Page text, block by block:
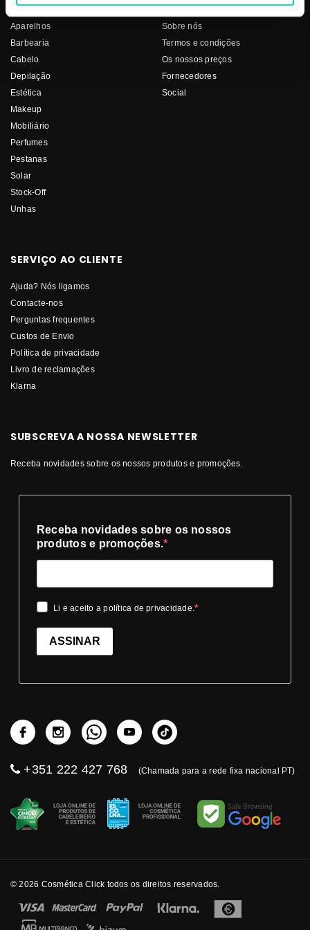
Aparelhos
Barbearia
Cabelo
Depilação
Estética
Makeup
Mobiliário
Perfumes
Pestanas
Solar
Stock-Off
Unhas
Sobre nós
Termos e condições
Os nossos preços
Fornecedores
Social
SERVIÇO AO CLIENTE
Ajuda? Nós ligamos
Contacte-nos
Perguntas frequentes
Custos de Envio
Política de privacidade
Livro de reclamações
Klarna
SUBSCREVA A NOSSA NEWSLETTER
Receba novidades sobre os nossos produtos e promoções.
Receba novidades sobre os nossos
produtos e promoções.
Li e aceito a política de privacidade.
ASSINAR
+351 222 427 768 (Chamada para a rede fixa nacional PT)
© 2026 Cosmética Click todos os direitos reservados.